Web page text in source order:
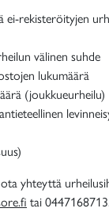
ei-rekisteröityjen
välinen suhde
lukumäärä
(joukkueurheilu)
yhteyttä
tai